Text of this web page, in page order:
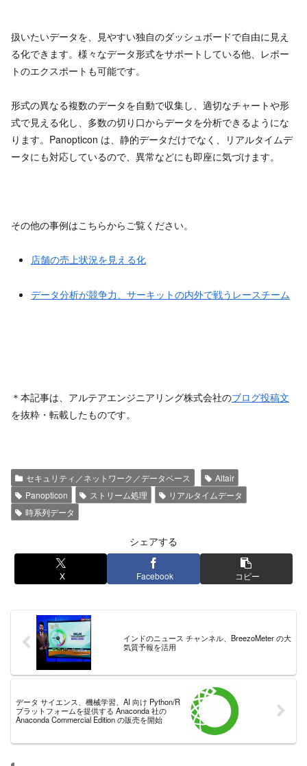
扱いたいデータを、見やすい独自のダッシュボードで自由に見え
る化できます。様々なデータ形式をサポートしている他、レポー
トのエクスポートも可能です。
形式の異なる複数のデータを自動で収集し、適切なチャートや形
式で見える化し、多数の切り口からデータを分析できるようにな
ります。Panopticon は、静的データだけでなく、リアルタイムデ
ータにも対応しているので、異常などにも即座に気づけます。
その他の事例はこちらからご覧ください。
店舗の売上状況を見える化
データ分析が競争力、サーキットの内外で戦うレースチーム
＊本記事は、アルテアエンジニアリング株式会社のブログ投稿文
を抜粋・転載したものです。
セキュリティ／ネットワーク／データベース
Altair
Panopticon
ストリーム処理
リアルタイムデータ
時系列データ
シェアする
X Facebook コピー
インドのニュース チャンネル、BreezoMeter の大
気質予報を活用
データ サイエンス、機械学習、AI 向け Python/R
プラットフォームを提供する Anaconda 社の
Anaconda Commercial Edition の販売を開始